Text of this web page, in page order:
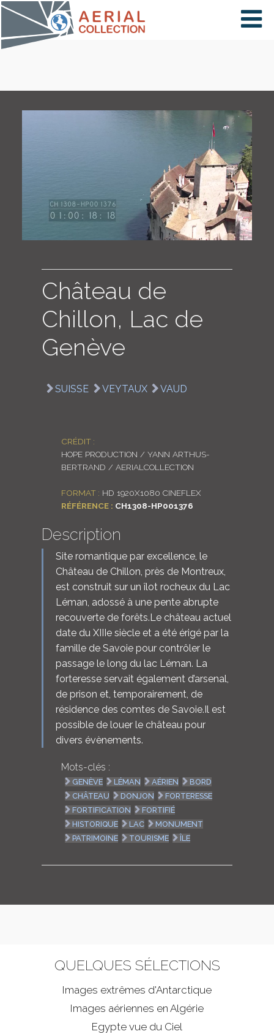
×
PAYS
CARTE
COLLECTIONS
ENGLISH
Château de
Chillon, Lac de
Genève
SUISSE VEYTAUX VAUD
CRÉDIT :
HOPE PRODUCTION / YANN ARTHUS-
BERTRAND / AERIALCOLLECTION
FORMAT : HD 1920X1080 CINEFLEX
RÉFÉRENCE : CH1308-HP001376
Description
Site romantique par excellence, le
Château de Chillon, près de Montreux,
est construit sur un îlot rocheux du Lac
Léman, adossé à une pente abrupte
recouverte de forêts.Le château actuel
date du XIIIe siècle et a été érigé par la
famille de Savoie pour contrôler le
passage le long du lac Léman. La
forteresse servait également d’arsenal,
de prison et, temporairement, de
résidence des comtes de Savoie.Il est
possible de louer le château pour
divers évènements.
Mots-clés :
GENÈVE LÉMAN AÉRIEN
BORD
CHÂTEAU
DONJON
FORTERESSE
FORTIFICATION
FORTIFIÉ
HISTORIQUE
LAC
MONUMENT
PATRIMOINE
TOURISME ÎLE
QUELQUES SÉLECTIONS
Images extrêmes d'Antarctique
Images aériennes en Algérie
Egypte vue du Ciel